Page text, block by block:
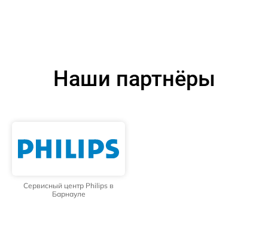
Наши партнёры
Сервисный центр Philips в
Барнауле